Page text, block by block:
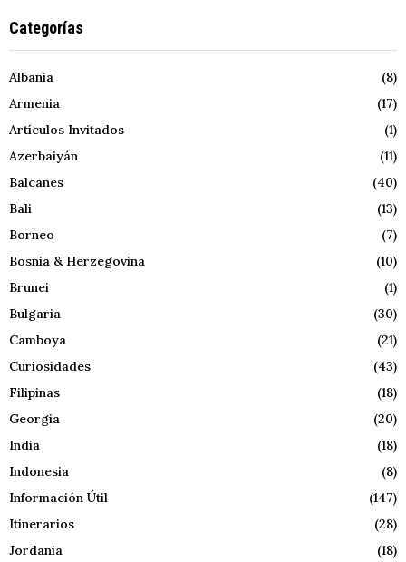
Categorías
Albania
(8)
Armenia
(17)
Artículos Invitados
(1)
Azerbaiyán
(11)
Balcanes
(40)
Bali
(13)
Borneo
(7)
Bosnia & Herzegovina
(10)
Brunei
(1)
Bulgaria
(30)
Camboya
(21)
Curiosidades
(43)
Filipinas
(18)
Georgia
(20)
India
(18)
Indonesia
(8)
Información Útil
(147)
Itinerarios
(28)
Jordania
(18)